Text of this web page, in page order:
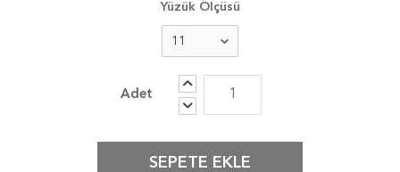
Yüzük Ölçüsü
SEPETE EKLE